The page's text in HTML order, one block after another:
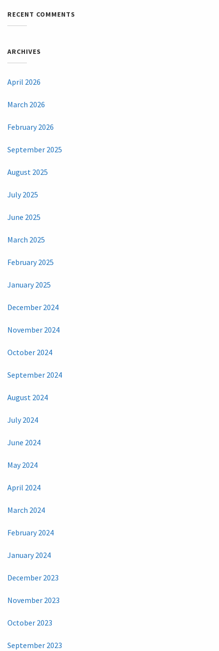
RECENT COMMENTS
ARCHIVES
April 2026
March 2026
February 2026
September 2025
August 2025
July 2025
June 2025
March 2025
February 2025
January 2025
December 2024
November 2024
October 2024
September 2024
August 2024
July 2024
June 2024
May 2024
April 2024
March 2024
February 2024
January 2024
December 2023
November 2023
October 2023
September 2023